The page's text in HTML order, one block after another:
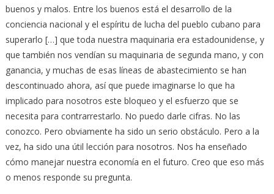
buenos y malos. Entre los buenos está el desarrollo de la
conciencia nacional y el espíritu de lucha del pueblo cubano para
superarlo […] que toda nuestra maquinaria era estadounidense, y
que también nos vendían su maquinaria de segunda mano, y con
ganancia, y muchas de esas líneas de abastecimiento se han
descontinuado ahora, así que puede imaginarse lo que ha
implicado para nosotros este bloqueo y el esfuerzo que se
necesita para contrarrestarlo. No puedo darle cifras. No las
conozco. Pero obviamente ha sido un serio obstáculo. Pero a la
vez, ha sido una útil lección para nosotros. Nos ha enseñado
cómo manejar nuestra economía en el futuro. Creo que eso más
o menos responde su pregunta.